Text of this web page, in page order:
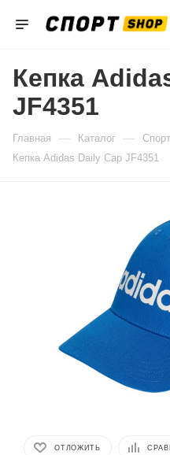
Кепка
JF4351
Главная — Каталог —
Кепка Adidas Daily Cap JF4351
ОТЛОЖИТЬ